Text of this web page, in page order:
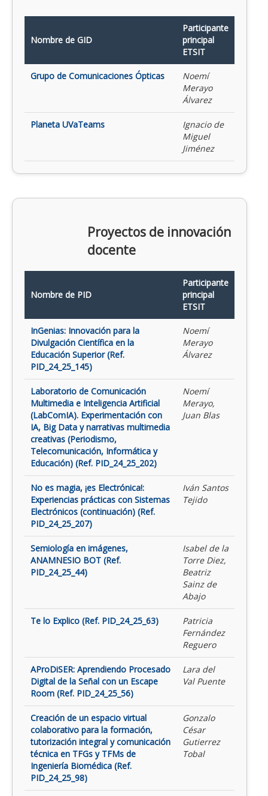
Nombre de GID
Participante
principal
ETSIT
Grupo de Comunicaciones Ópticas
Noemí
Merayo
Álvarez
Planeta UVaTeams
Ignacio de
Miguel
Jiménez
Proyectos de innovación
docente
Nombre de PID
Participante
principal
ETSIT
InGenias: Innovación para la
Divulgación Científica en la
Educación Superior (Ref.
PID_24_25_145)
Noemí
Merayo
Álvarez
Laboratorio de Comunicación
Multimedia e Inteligencia Artificial
(LabComIA). Experimentación con
IA, Big Data y narrativas multimedia
creativas (Periodismo,
Telecomunicación, Informática y
Educación) (Ref. PID_24_25_202)
Noemí
Merayo,
Juan Blas
No es magia, ¡es Electrónica!:
Experiencias prácticas con Sistemas
Electrónicos (continuación) (Ref.
PID_24_25_207)
Iván Santos
Tejido
Semiología en imágenes,
ANAMNESIO BOT (Ref.
PID_24_25_44)
Isabel de la
Torre Diez,
Beatriz
Sainz de
Abajo
Te lo Explico (Ref. PID_24_25_63)
Patricia
Fernández
Reguero
AProDiSER: Aprendiendo Procesado
Digital de la Señal con un Escape
Room (Ref. PID_24_25_56)
Lara del
Val Puente
Creación de un espacio virtual
colaborativo para la formación,
tutorización integral y comunicación
técnica en TFGs y TFMs de
Ingeniería Biomédica (Ref.
PID_24_25_98)
Gonzalo
César
Gutierrez
Tobal